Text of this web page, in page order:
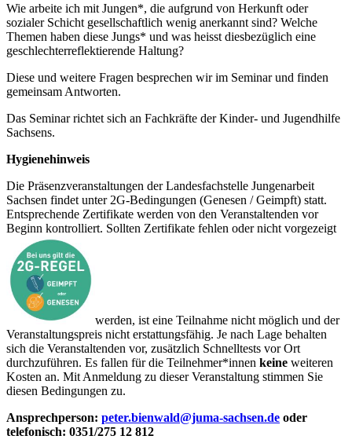
Wie arbeite ich mit Jungen*, die aufgrund von Herkunft oder
sozialer Schicht gesellschaftlich wenig anerkannt sind? Welche
Themen haben diese Jungs* und was heisst diesbezüglich eine
geschlechterreflektierende Haltung?
Diese und weitere Fragen besprechen wir im Seminar und finden
gemeinsam Antworten.
Das Seminar richtet sich an Fachkräfte der Kinder- und Jugendhilfe
Sachsens.
Hygienehinweis
Die Präsenzveranstaltungen der Landesfachstelle Jungenarbeit
Sachsen findet unter 2G-Bedingungen (Genesen / Geimpft) statt.
Entsprechende Zertifikate werden von den Veranstaltenden vor
Beginn kontrolliert. Sollten Zertifikate fehlen oder nicht vorgezeigt
werden, ist eine Teilnahme nicht möglich und der
Veranstaltungspreis nicht erstattungsfähig. Je nach Lage behalten
sich die Veranstaltenden vor, zusätzlich Schnelltests vor Ort
durchzuführen. Es fallen für die Teilnehmer*innen keine weiteren
Kosten an. Mit Anmeldung zu dieser Veranstaltung stimmen Sie
diesen Bedingungen zu.
Ansprechperson: peter.bienwald@juma-sachsen.de oder
telefonisch: 0351/275 12 812